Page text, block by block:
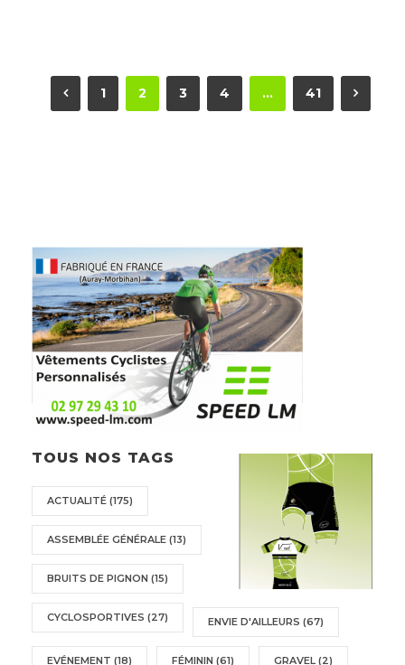
1 2 3 4 … 41
TOUS NOS TAGS
ACTUALITÉ (175)
ASSEMBLÉE GÉNÉRALE (13)
BRUITS DE PIGNON (15)
CYCLOSPORTIVES (27) ENVIE D'AILLEURS (67)
EVÉNEMENT (18) FÉMININ (61) GRAVEL (2)